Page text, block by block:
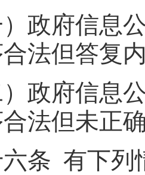
府信息公
法但答复
府信息公
法但未正
有下列情